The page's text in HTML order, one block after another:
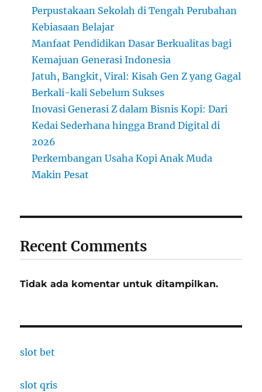
Perpustakaan Sekolah di Tengah Perubahan
Kebiasaan Belajar
Manfaat Pendidikan Dasar Berkualitas bagi
Kemajuan Generasi Indonesia
Jatuh, Bangkit, Viral: Kisah Gen Z yang Gagal
Berkali-kali Sebelum Sukses
Inovasi Generasi Z dalam Bisnis Kopi: Dari
Kedai Sederhana hingga Brand Digital di
2026
Perkembangan Usaha Kopi Anak Muda
Makin Pesat
Recent Comments
Tidak ada komentar untuk ditampilkan.
slot bet
slot qris